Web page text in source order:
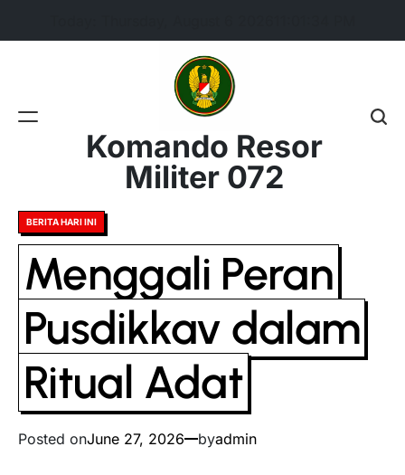
Komando Resor
Militer 072
Posted
in
BERITA HARI INI
Menggali Peran
Pusdikkav dalam
Ritual Adat
Posted onJune 27, 2026 byadmin